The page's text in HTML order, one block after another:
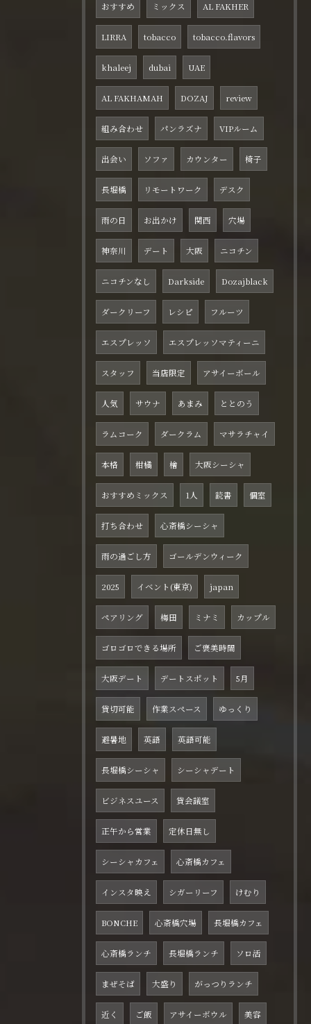
おすすめ ミックス AL FAKHER
LIRRA tobacco tobacco.flavors
khaleej dubai UAE
AL FAKHAMAH DOZAJ review
組み合わせ パンラズナ VIPルーム
出会い ソファ カウンター 椅子
長堀橋 リモートワーク デスク
雨の日 お出かけ 関西 穴場
神奈川 デート 大阪 ニコチン
ニコチンなし Darkside Dozajblack
ダークリーフ レシピ フルーツ
エスプレッソ エスプレッソマティーニ
スタッフ 当店限定 アサイーボール
人気 サウナ あまみ ととのう
ラムコーク ダークラム マサラチャイ
本格 柑橘 檜 大阪シーシャ
おすすめミックス 1人 読書 個室
打ち合わせ 心斎橋シーシャ
雨の過ごし方 ゴールデンウィーク
2025 イベント(東京) japan
ペアリング 梅田 ミナミ カップル
ゴロゴロできる場所 ご褒美時間
大阪デート デートスポット 5月
貸切可能 作業スペース ゆっくり
避暑地 英語 英語可能
長堀橋シーシャ シーシャデート
ビジネスユース 貸会議室
正午から営業 定休日無し
シーシャカフェ 心斎橋カフェ
インスタ映え シガーリーフ けむり
BONCHE 心斎橋穴場 長堀橋カフェ
心斎橋ランチ 長堀橋ランチ ソロ活
まぜそば 大盛り がっつりランチ
近く ご飯 アサイーボウル 美容